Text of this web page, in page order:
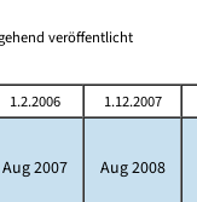
veröffentlicht
1.2.2006 1.12.2007
Aug 2007 Aug 2008